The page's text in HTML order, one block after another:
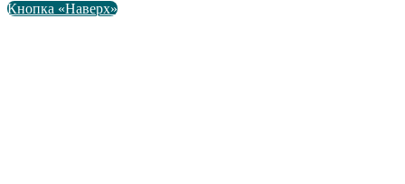
Кнопка «Наверх»